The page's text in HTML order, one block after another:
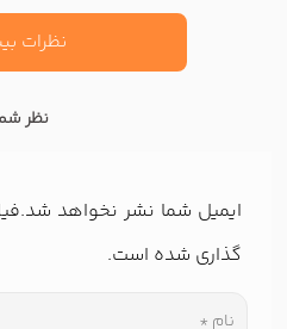
نظرات
نظر
ایمیل شما نشر نخواهد
گذاری شده است.